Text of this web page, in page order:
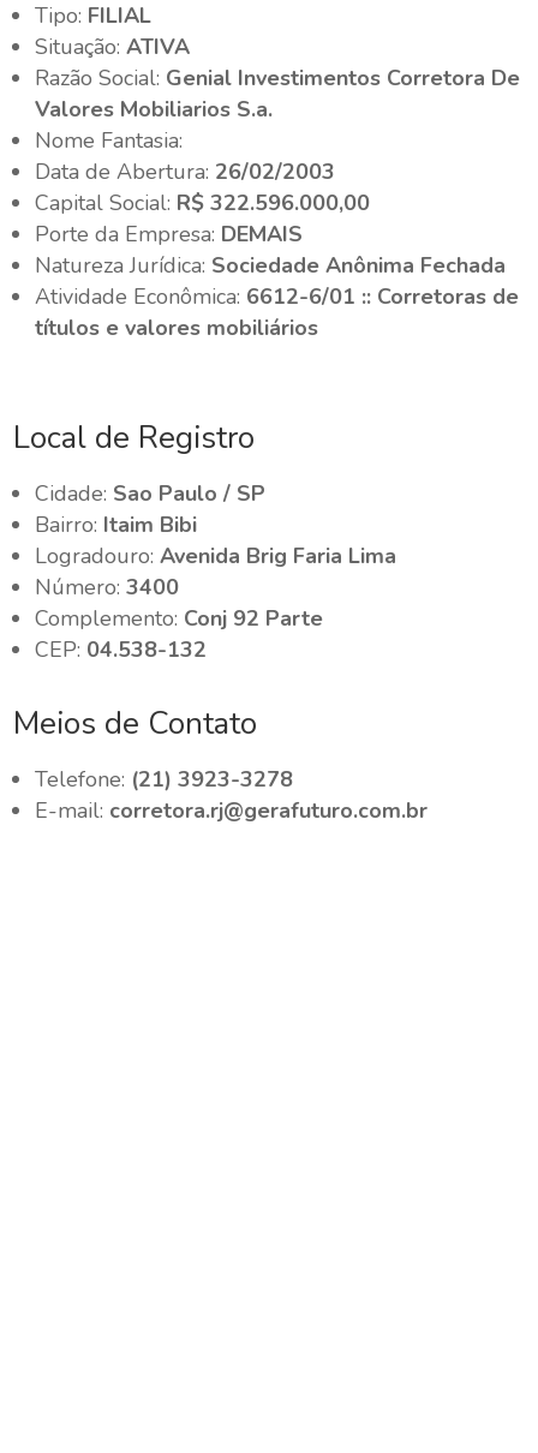
Tipo: FILIAL
Situação:ATIVA
Razão Social: Genial Investimentos Corretora De
Valores Mobiliarios S.a.
Nome Fantasia:
Data de Abertura: 26/02/2003
Capital Social: R$ 322.596.000,00
Porte da Empresa: DEMAIS
Natureza Jurídica: Sociedade Anônima Fechada
Atividade Econômica: 6612-6/01 :: Corretoras de
títulos e valores mobiliários
Local de Registro
Cidade: Sao Paulo / SP
Bairro: Itaim Bibi
Logradouro:Avenida Brig Faria Lima
Número:3400
Complemento: Conj 92 Parte
CEP: 04.538-132
Meios de Contato
Telefone: (21) 3923-3278
E-mail: corretora.rj@gerafuturo.com.br